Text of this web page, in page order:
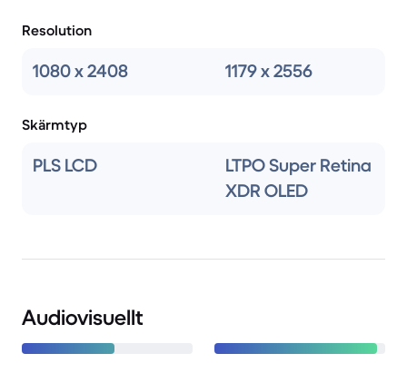
Resolution
1080 x 2408 1179 x 2556
Skärmtyp
PLS LCD
LTPO Super Retina
XDR OLED
Audiovisuellt